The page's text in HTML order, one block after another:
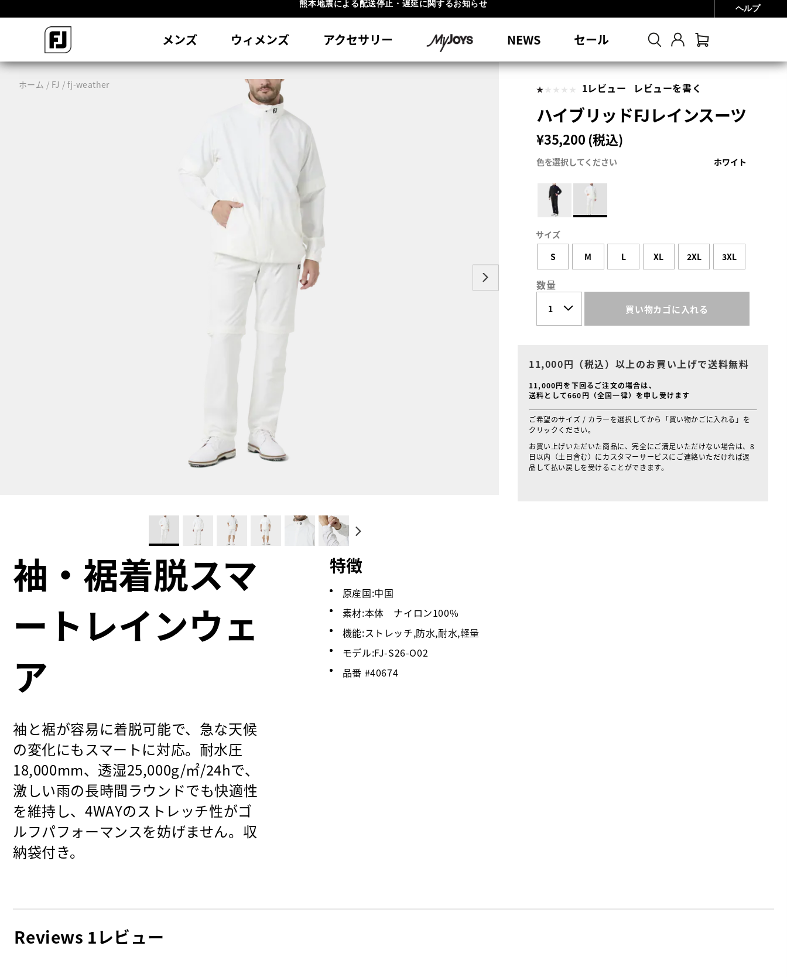
#1 SHOE IN GOLF #1 GLOVE IN GOLF
ヘルプ
メンズ ウィメンズ アクセサリー NEWS セール
ホーム FJ fj-weather 1レビュー レビューを書く
ハイブリッドFJレインスーツ
¥35,200 (税込)
色を選択してください ホワイト
サイズ
S
M L XL 2XL 3XL
数量
買い物カゴに入れる
11,000円（税込）以上のお買い上げで送料無料
11,000円を下回るご注文の場合は、
送料として660円（全国一律）を申し受けます
ご希望のサイズ / カラーを選択してから「買い物かごに入れる」を
クリックください。
お買い上げいただいた商品に、完全にご満足いただけない場合は、8
日以内（土日含む）にカスタマーサービスにご連絡いただければ返
品して払い戻しを受けることができます。
袖・裾着脱スマ
ートレインウェ
ア
袖と裾が容易に着脱可能で、急な天候
の変化にもスマートに対応。耐水圧
18,000mm、透湿25,000g/㎡/24hで、
激しい雨の長時間ラウンドでも快適性
を維持し、4WAYのストレッチ性がゴ
ルフパフォーマンスを妨げません。収
納袋付き。
特徴
原産国:中国
素材:本体 ナイロン100%
機能:ストレッチ,防水,耐水,軽量
モデル:FJ-S26-O02
品番 #40674
Reviews 1レビュー